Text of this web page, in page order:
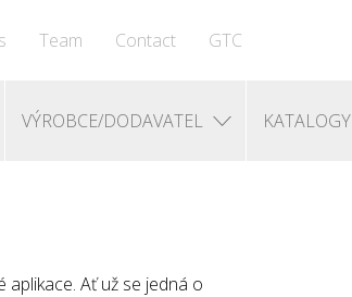
Team Contact GTC
VÝROBCE/DODAVATEL KATALOGY
Ať už se jedná o